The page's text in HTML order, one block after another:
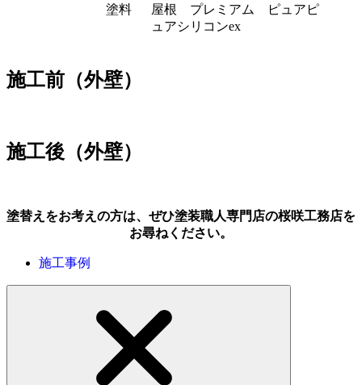
塗料
屋根 プレミアム ピュアピ
ュアシリコンex
施工前（外壁）
施工後（外壁）
塗替えをお考えの方は、ぜひ塗装職人専門店の桜咲工務店を
お尋ねください。
施工事例